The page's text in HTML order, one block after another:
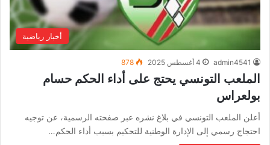
أخبار رياضية
admin4541 4 أغسطس 2025 878
الملعب التونسي يحتج على أداء الحكم حسام
بولعراس
أعلن الملعب التونسي في بلاغ نشره عبر صفحته الرسمية، عن توجيه
احتجاج رسمي إلى الإدارة الوطنية للتحكيم بسبب أداء الحكم…